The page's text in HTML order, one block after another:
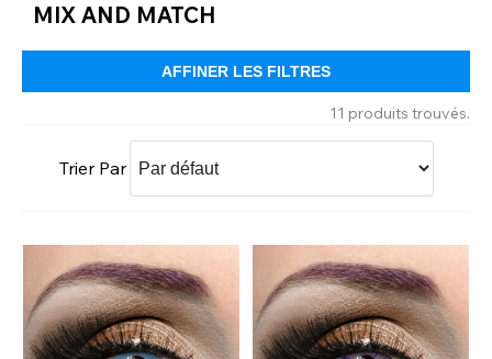
MIX AND MATCH
AFFINER LES FILTRES
11 produits trouvés.
Trier Par